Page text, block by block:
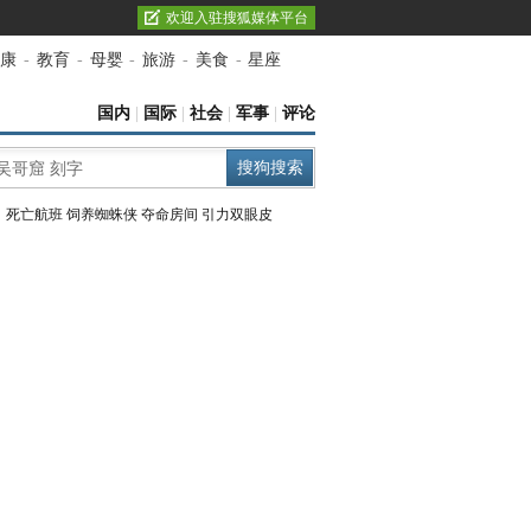
欢迎入驻搜狐媒体平台
- 教育 - 母婴 - 旅游 - 美食 - 星座
国内 国际 社会 军事 评论
死亡航班 饲养蜘蛛侠 夺命房间 引力双眼皮